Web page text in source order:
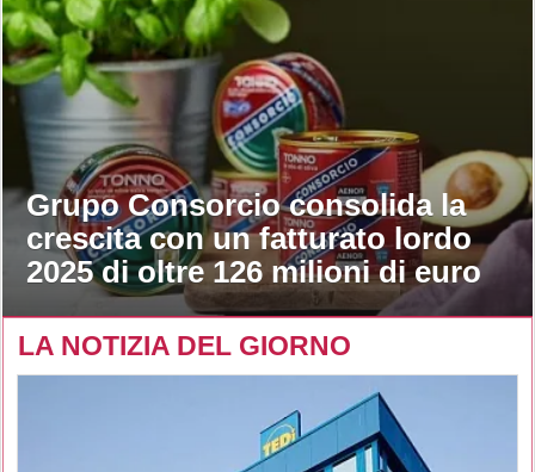
Grupo Consorcio consolida la
crescita con un fatturato lordo
2025 di oltre 126 milioni di euro
LA NOTIZIA DEL GIORNO